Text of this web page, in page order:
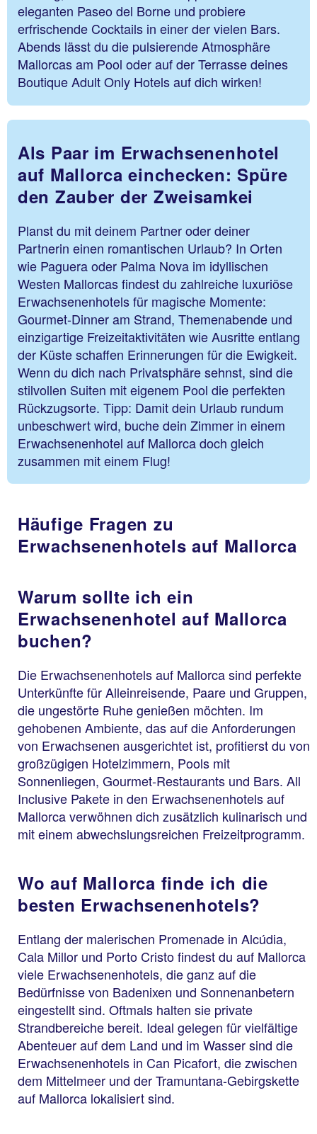
eleganten Paseo del Borne und probiere
erfrischende Cocktails in einer der vielen Bars.
Abends lässt du die pulsierende Atmosphäre
Mallorcas am Pool oder auf der Terrasse deines
Boutique Adult Only Hotels auf dich wirken!
Als Paar im Erwachsenenhotel
auf Mallorca einchecken: Spüre
den Zauber der Zweisamkei
Planst du mit deinem Partner oder deiner
Partnerin einen romantischen Urlaub? In Orten
wie Paguera oder Palma Nova im idyllischen
Westen Mallorcas findest du zahlreiche luxuriöse
Erwachsenenhotels für magische Momente:
Gourmet-Dinner am Strand, Themenabende und
einzigartige Freizeitaktivitäten wie Ausritte entlang
der Küste schaffen Erinnerungen für die Ewigkeit.
Wenn du dich nach Privatsphäre sehnst, sind die
stilvollen Suiten mit eigenem Pool die perfekten
Rückzugsorte. Tipp: Damit dein Urlaub rundum
unbeschwert wird, buche dein Zimmer in einem
Erwachsenenhotel auf Mallorca doch gleich
zusammen mit einem Flug!
Häufige Fragen zu
Erwachsenenhotels auf Mallorca
Warum sollte ich ein
Erwachsenenhotel auf Mallorca
buchen?
Die Erwachsenenhotels auf Mallorca sind perfekte
Unterkünfte für Alleinreisende, Paare und Gruppen,
die ungestörte Ruhe genießen möchten. Im
gehobenen Ambiente, das auf die Anforderungen
von Erwachsenen ausgerichtet ist, profitierst du von
großzügigen Hotelzimmern, Pools mit
Sonnenliegen, Gourmet-Restaurants und Bars. All
Inclusive Pakete in den Erwachsenenhotels auf
Mallorca verwöhnen dich zusätzlich kulinarisch und
mit einem abwechslungsreichen Freizeitprogramm.
Wo auf Mallorca finde ich die
besten Erwachsenenhotels?
Entlang der malerischen Promenade in Alcúdia,
Cala Millor und Porto Cristo findest du auf Mallorca
viele Erwachsenenhotels, die ganz auf die
Bedürfnisse von Badenixen und Sonnenanbetern
eingestellt sind. Oftmals halten sie private
Strandbereiche bereit. Ideal gelegen für vielfältige
Abenteuer auf dem Land und im Wasser sind die
Erwachsenenhotels in Can Picafort, die zwischen
dem Mittelmeer und der Tramuntana-Gebirgskette
auf Mallorca lokalisiert sind.